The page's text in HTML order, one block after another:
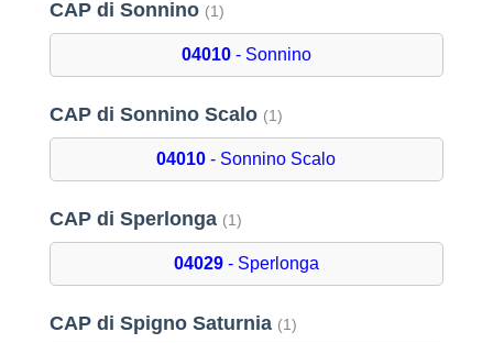
CAP di Sonnino (1)
04010- Sonnino
CAP di Sonnino Scalo (1)
04010 - Sonnino Scalo
CAP di Sperlonga (1)
04029- Sperlonga
CAP di Spigno Saturnia (1)